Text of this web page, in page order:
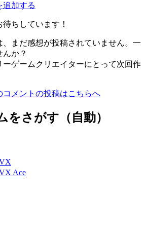
追加する
ちしています！
、まだ感想が投稿されていません。一
か？
ゲームクリエイターにとって次回作
メントの投稿はこちらへ
をさがす（自動）
Ace